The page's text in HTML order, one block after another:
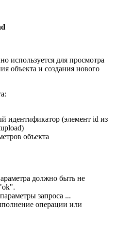
используется для просмотра
объекта и создания нового
идентификатор (элемент id из
объекта
должно быть не
запроса ...
операции или